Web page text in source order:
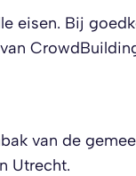
eisen. Bij
van de
Utrecht.